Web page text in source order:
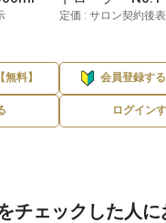
料】
定価 : サロン契約後
会員登録する
ログイン
チェックした人